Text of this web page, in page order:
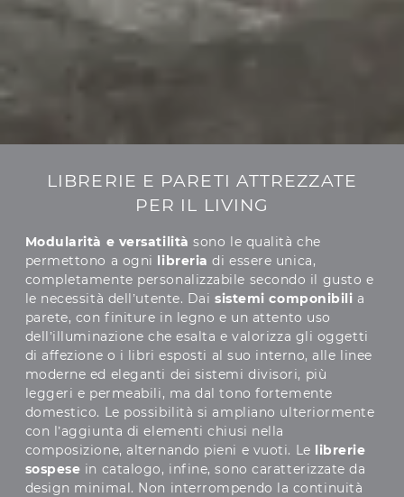
LIBRERIE E PARETI ATTREZZATE
PER IL LIVING
Modularità e versatilità sono le qualità che
permettono a ogni libreriadi essere unica,
completamente personalizzabile secondo il gusto e
le necessità dell’utente. Daisistemi componibili a
parete, con finiture in legno e un attento uso
dell’illuminazione che esalta e valorizza gli oggetti
di affezione o i libri esposti al suo interno, alle linee
moderne ed eleganti dei sistemi divisori, più
leggeri e permeabili, ma dal tono fortemente
domestico. Le possibilità si ampliano ulteriormente
con l’aggiunta di elementi chiusi nella
composizione, alternando pieni e vuoti. Le librerie
sospese in catalogo, infine, sono caratterizzate da
design minimal. Non interrompendo la continuità